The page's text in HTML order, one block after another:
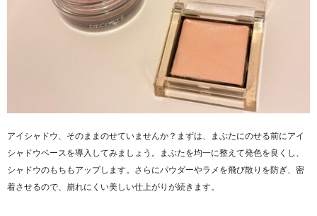
アイシャドウ、そのままのせていませんか？まずは、まぶたにのせる前にアイ
シャドウベースを導入してみましょう。まぶたを均一に整えて発色を良くし、
シャドウのもちもアップします。さらにパウダーやラメを飛び散りを防ぎ、密
着させるので、崩れにくい美しい仕上がりが続きます。